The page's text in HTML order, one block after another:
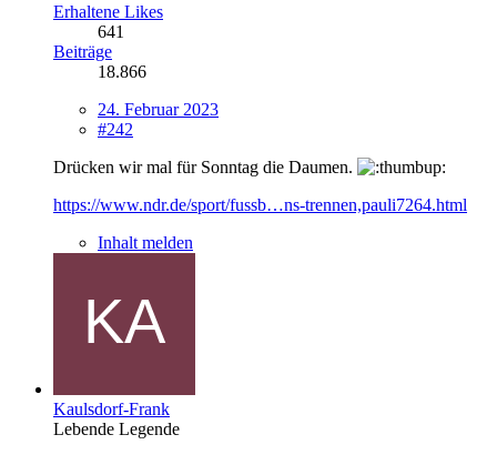
Erhaltene Likes
641
Beiträge
18.866
24. Februar 2023
#242
Drücken wir mal für Sonntag die Daumen.
https://www.ndr.de/sport/fussb…ns-trennen,pauli7264.html
Inhalt melden
Kaulsdorf-Frank
Lebende Legende